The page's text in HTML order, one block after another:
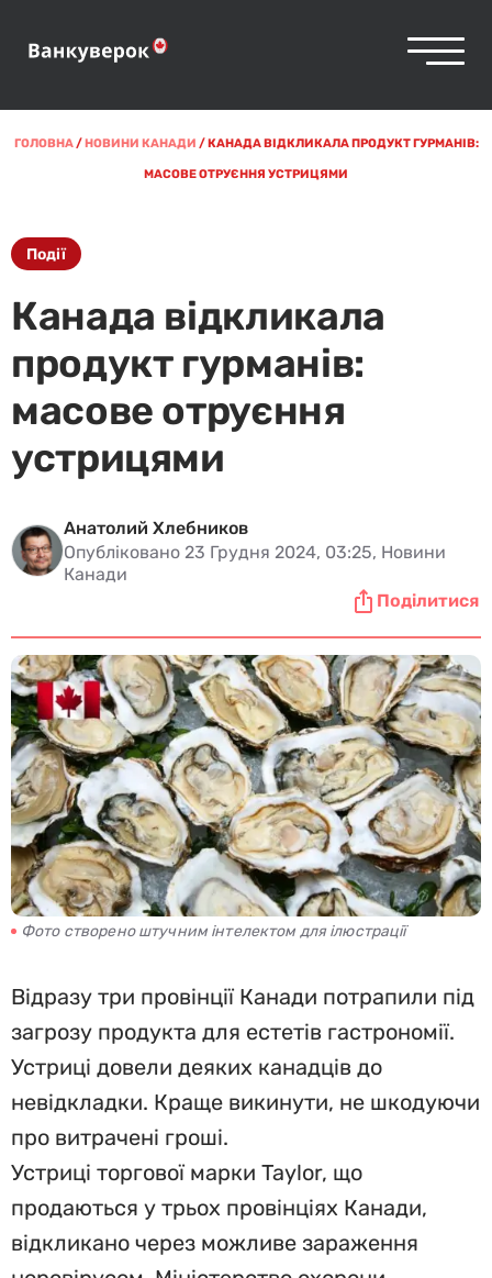
ГОЛОВНА/НОВИНИ КАНАДИ /КАНАДА ВІДКЛИКАЛА ПРОДУКТ ГУРМАНІВ:
МАСОВЕ ОТРУЄННЯ УСТРИЦЯМИ
Події
Канада відкликала
продукт гурманів:
масове отруєння
устрицями
Анатолий Хлебников
Опубліковано 23 Грудня 2024, 03:25, Новини
Канади
Поділитися
Фото створено штучним інтелектом для ілюстрації
Відразу три провінції Канади потрапили під
загрозу продукта для естетів гастрономії.
Устриці довели деяких канадців до
невідкладки. Краще викинути, не шкодуючи
про витрачені гроші.
Устриці торгової марки Taylor, що
продаються у трьох провінціях Канади,
відкликано через можливе зараження